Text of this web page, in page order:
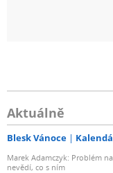
Aktuálně
Blesk Vánoce
Marek Adamczyk: Problém
nevědí, co s ním